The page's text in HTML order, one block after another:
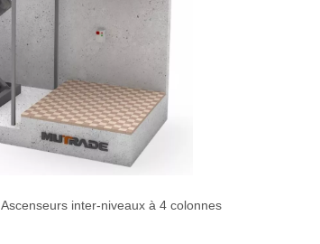
Ascenseurs inter-niveaux à 4 colonnes